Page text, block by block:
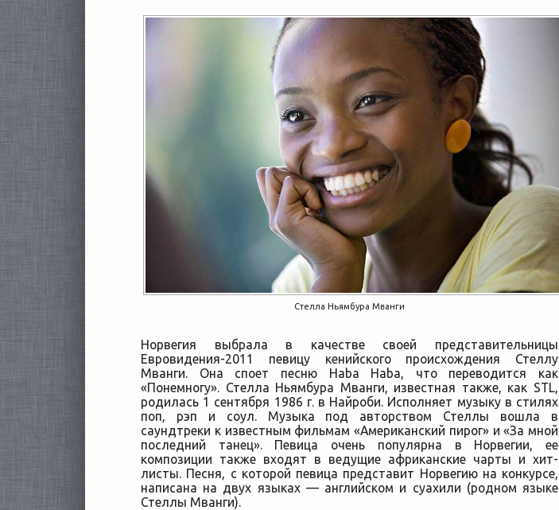
Стелла Ньямбура Мванги
Норвегия выбрала в качестве своей представительницы
Евровидения-2011 певицу кенийского происхождения Стеллу
Мванги. Она споет песню Haba Haba, что переводится как
«Понемногу». Стелла Ньямбура Мванги, известная также, как STL,
родилась 1 сентября 1986 г. в Найроби. Исполняет музыку в стилях
поп, рэп и соул. Музыка под авторством Стеллы вошла в
саундтреки к известным фильмам «Американский пирог» и «За мной
последний танец». Певица очень популярна в Норвегии, ее
композиции также входят в ведущие африканские чарты и хит-
листы. Песня, с которой певица представит Норвегию на конкурсе,
написана на двух языках — английском и суахили (родном языке
Стеллы Мванги).